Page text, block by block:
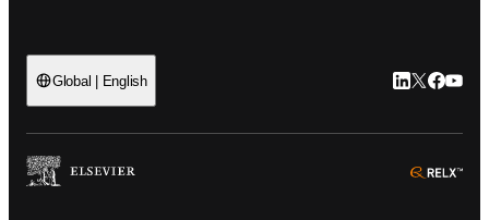
Global | English LinkedIn se
Twitter se